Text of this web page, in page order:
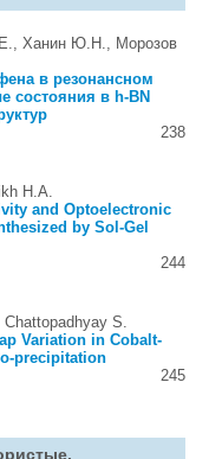
Ханин Ю.Н., Морозов
в резонансном
состояния в h-BN
238
H.A.
and Optoelectronic
by Sol-Gel
244
S.
Variation in Cobalt-
precipitation
245